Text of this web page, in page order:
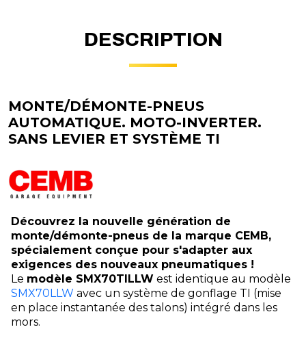
DESCRIPTION
MONTE/DÉMONTE-PNEUS
AUTOMATIQUE. MOTO-INVERTER.
SANS LEVIER ET SYSTÈME TI
Découvrez la nouvelle génération de
monte/démonte-pneus de la marque CEMB,
spécialement conçue pour s'adapter aux
exigences des nouveaux pneumatiques !
Le modèle SMX70TILLW est identique au modèle
SMX70LLW avec un système de gonflage TI (mise
en place instantanée des talons) intégré dans les
mors.